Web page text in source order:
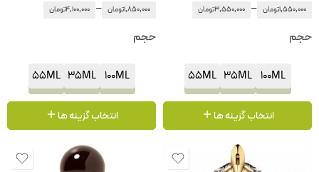
1,550,000تومان –
3,550,000تومان
حجم
100ML
35ML
55ML
انتخاب گزینه ها
1,850,000تومان –
4,100,000تومان
حجم
100ML
35ML
55ML
انتخاب گزینه ها